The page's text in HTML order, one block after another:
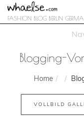
FASHION BLOG BERLIN
Blogging-
Home
VOLLBILD